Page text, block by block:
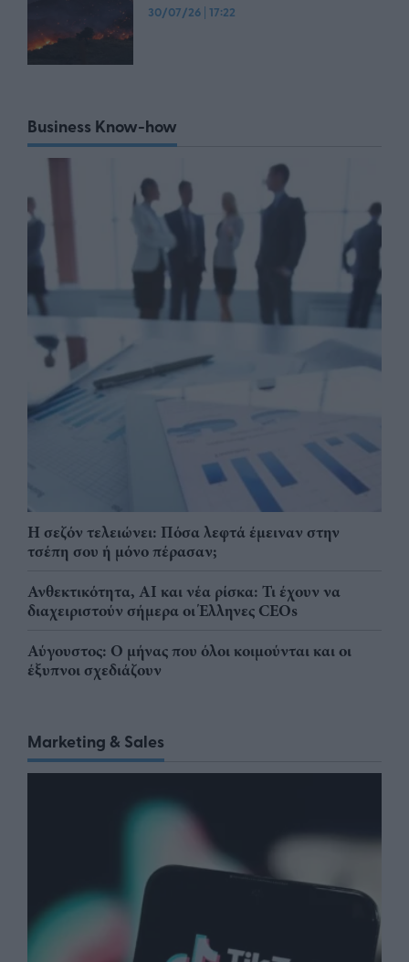
30/07/26 | 17:22
Business Know-how
Η σεζόν τελειώνει: Πόσα λεφτά έμειναν στην
τσέπη σου ή μόνο πέρασαν;
Ανθεκτικότητα, AI και νέα ρίσκα: Τι έχουν να
διαχειριστούν σήμερα οι Έλληνες CEOs
Αύγουστος: Ο μήνας που όλοι κοιμούνται και οι
έξυπνοι σχεδιάζουν
Marketing & Sales